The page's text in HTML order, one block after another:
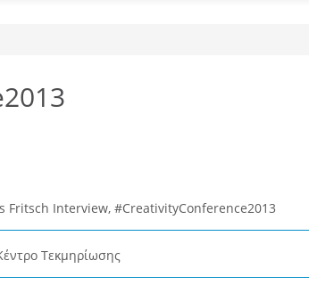
Fritsch Interview, #CreativityConference2013
Τεκμηρίωσης